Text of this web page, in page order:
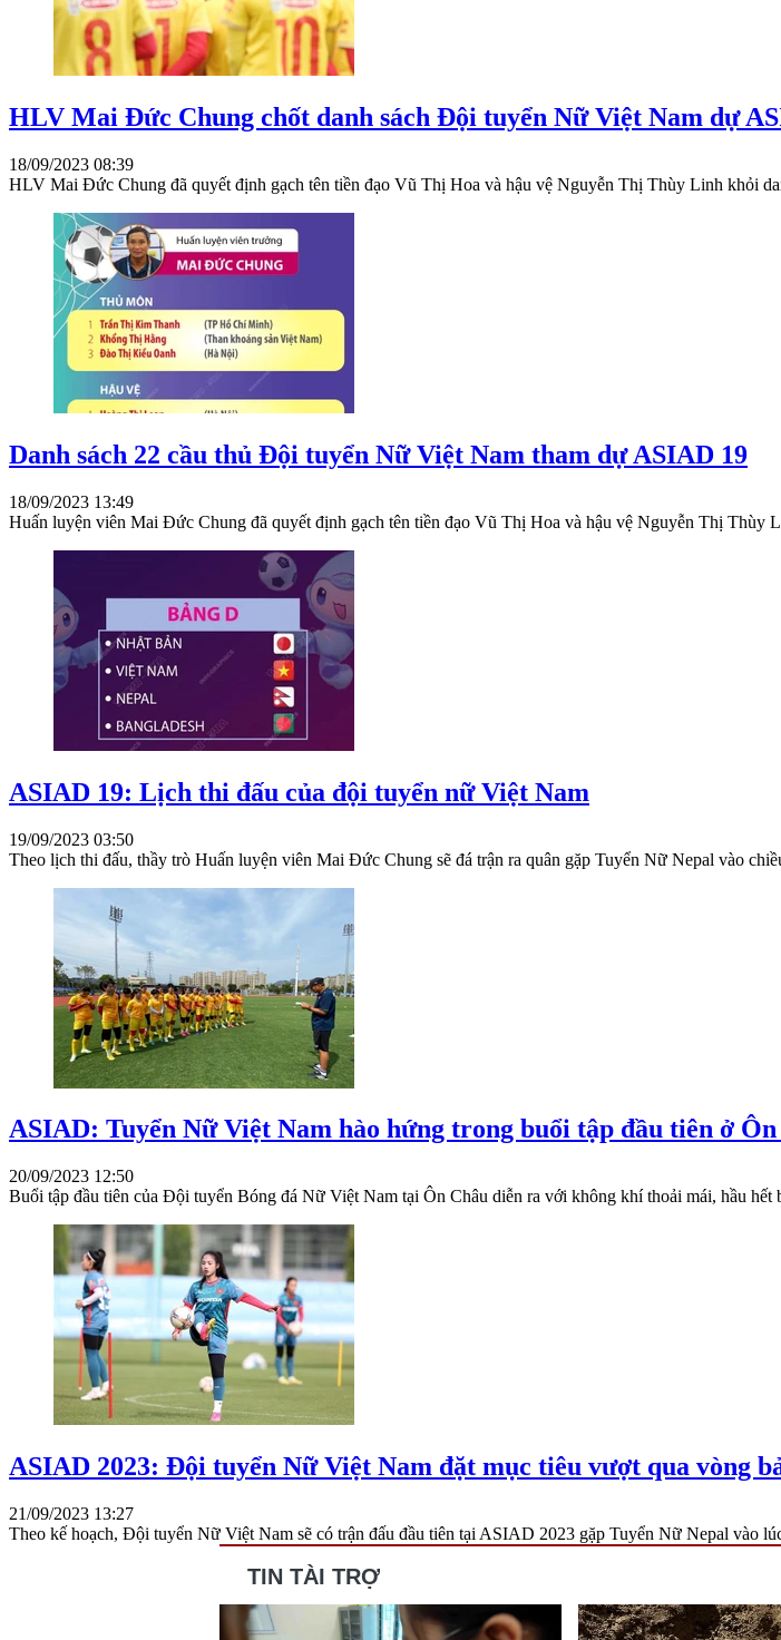
HLV Mai Đức Chung chốt danh sách Đội tuyển Nữ Việt Nam dự
18/09/2023 08:39
HLV Mai Đức Chung đã quyết định gạch tên tiền đạo Vũ Thị Hoa và hậu vệ Nguyễn Thị Thùy Linh khỏi
Danh sách 22 cầu thủ Đội tuyển Nữ Việt Nam tham dự ASIAD 19
18/09/2023 13:49
Huấn luyện viên Mai Đức Chung đã quyết định gạch tên tiền đạo Vũ Thị Hoa và hậu vệ Nguyễn Thị
ASIAD 19: Lịch thi đấu của đội tuyển nữ Việt Nam
19/09/2023 03:50
Theo lịch thi đấu, thầy trò Huấn luyện viên Mai Đức Chung sẽ đá trận ra quân gặp Tuyển Nữ Nepal vào
ASIAD: Tuyển Nữ Việt Nam hào hứng trong buổi tập đầu tiên ở
20/09/2023 12:50
Buổi tập đầu tiên của Đội tuyển Bóng đá Nữ Việt Nam tại Ôn Châu diễn ra với không khí thoải mái, hầu hết
ASIAD 2023: Đội tuyển Nữ Việt Nam đặt mục tiêu vượt qua vòng
21/09/2023 13:27
Theo kế hoạch, Đội tuyển Nữ Việt Nam sẽ có trận đấu đầu tiên tại ASIAD 2023 gặp Tuyển Nữ Nepal vào